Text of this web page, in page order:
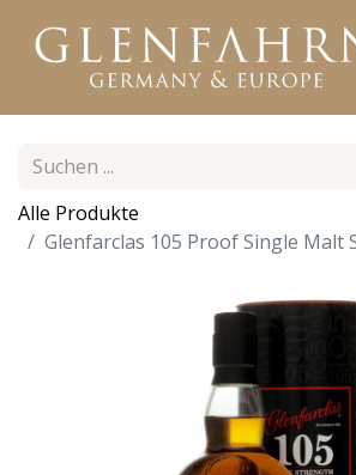
Alle Produkte
Glenfarclas 105 Proof Single Malt